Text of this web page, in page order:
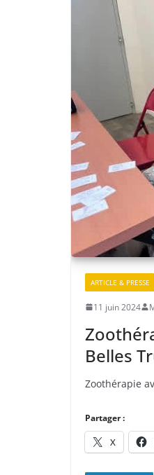
ARTICLE & PRESSE
11 juin 2024
Belles
Zoothérapie
Partager :
X